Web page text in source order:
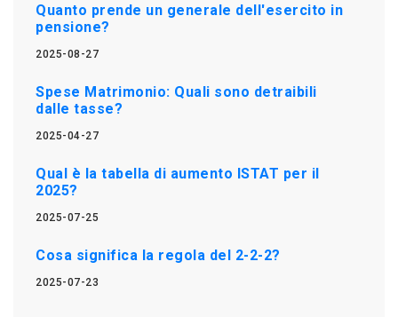
Quanto prende un generale dell'esercito in
pensione?
2025-08-27
Spese Matrimonio: Quali sono detraibili
dalle tasse?
2025-04-27
Qual è la tabella di aumento ISTAT per il
2025?
2025-07-25
Cosa significa la regola del 2-2-2?
2025-07-23